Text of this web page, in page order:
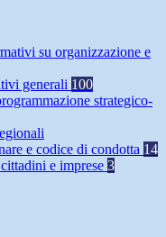
su organizzazione e
generali 100
strategico-
e codice di condotta 14
e imprese 3